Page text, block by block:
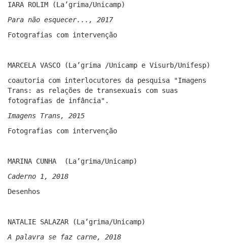
IARA ROLIM (La’grima/Unicamp)
Para não esquecer..., 2017
Fotografias com intervenção
MARCELA VASCO (La’grima /Unicamp e Visurb/Unifesp)
coautoria com interlocutores da pesquisa "Imagens
Trans: as relações de transexuais com suas
fotografias de infância".
Imagens Trans, 2015
Fotografias com intervenção
MARINA CUNHA (La’grima/Unicamp)
Caderno 1, 2018
Desenhos
NATALIE SALAZAR (La’grima/Unicamp)
A palavra se faz carne, 2018